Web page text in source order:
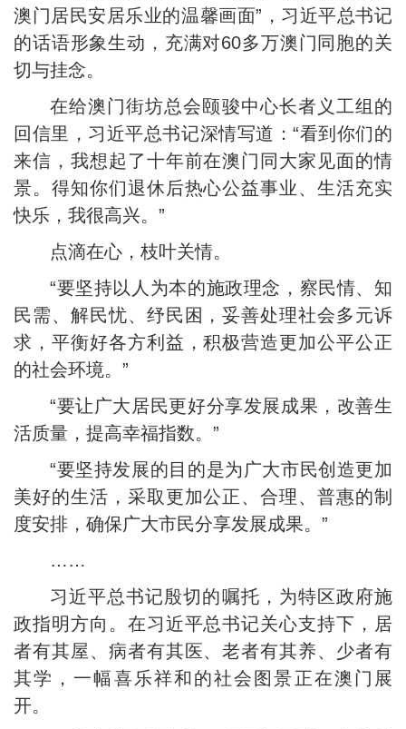
澳门居民安居乐业的温馨画面”，习近平总书记
的话语形象生动，充满对60多万澳门同胞的关
切与挂念。
在给澳门街坊总会颐骏中心长者义工组的
回信里，习近平总书记深情写道：“看到你们的
来信，我想起了十年前在澳门同大家见面的情
景。得知你们退休后热心公益事业、生活充实
快乐，我很高兴。”
点滴在心，枝叶关情。
“要坚持以人为本的施政理念，察民情、知
民需、解民忧、纾民困，妥善处理社会多元诉
求，平衡好各方利益，积极营造更加公平公正
的社会环境。”
“要让广大居民更好分享发展成果，改善生
活质量，提高幸福指数。”
“要坚持发展的目的是为广大市民创造更加
美好的生活，采取更加公正、合理、普惠的制
度安排，确保广大市民分享发展成果。”
……
习近平总书记殷切的嘱托，为特区政府施
政指明方向。在习近平总书记关心支持下，居
者有其屋、病者有其医、老者有其养、少者有
其学，一幅喜乐祥和的社会图景正在澳门展
开。